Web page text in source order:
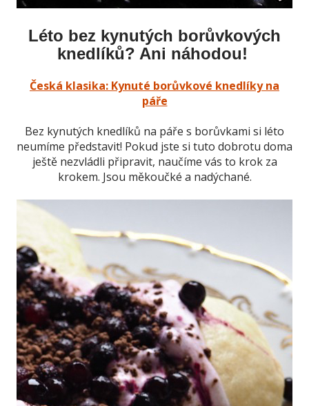
Léto bez kynutých borůvkových
knedlíků? Ani náhodou!
Česká klasika: Kynuté borůvkové knedlíky na
páře
Bez kynutých knedlíků na páře s borůvkami si léto
neumíme představit! Pokud jste si tuto dobrotu doma
ještě nezvládli připravit, naučíme vás to krok za
krokem. Jsou měkoučké a nadýchané.